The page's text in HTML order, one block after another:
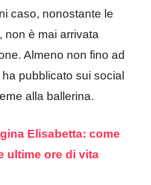
caso, nonostante le
non è mai arrivata
Almeno non fino ad
pubblicato sui social
alla ballerina.
Elisabetta: come
ultime ore di vita